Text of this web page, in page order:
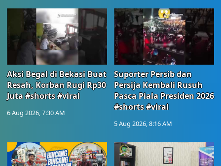
Aksi Begal di Bekasi Buat
Resah, Korban Rugi Rp30
Juta #shorts #viral
6 Aug 2026, 7:30 AM
Suporter Persib dan
Persija Kembali Rusuh
Pasca Piala Presiden 2026
#shorts #viral
5 Aug 2026, 8:16 AM